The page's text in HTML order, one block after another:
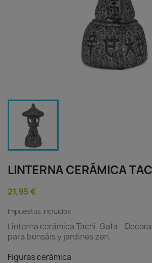
LINTERNA CERÁMICA
21,95 €
Impuestos incluidos
Linterna cerámica Tachi-Gata –
para bonsáis y jardines zen.
Figuras cerámica